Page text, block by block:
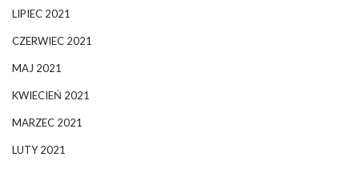
LIPIEC 2021
CZERWIEC 2021
MAJ 2021
KWIECIEŃ 2021
MARZEC 2021
LUTY 2021